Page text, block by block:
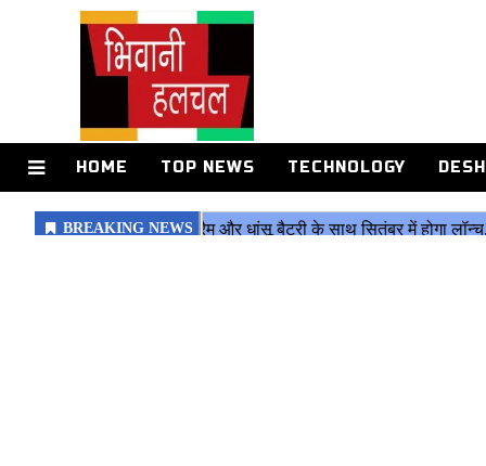
HOME TOP NEWS TECHNOLOGY